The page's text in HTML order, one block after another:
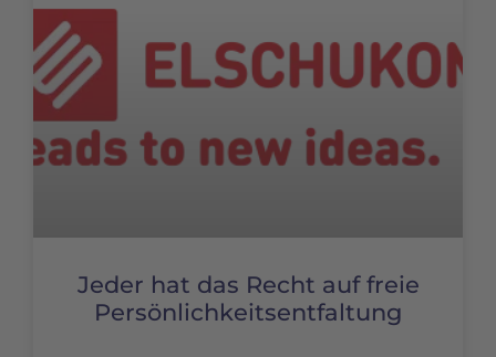
Jeder hat das Recht auf freie
Persönlichkeitsentfaltung